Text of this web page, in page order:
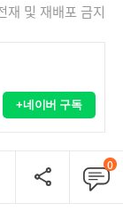
및 재배포 금지
+네이버 구독
0